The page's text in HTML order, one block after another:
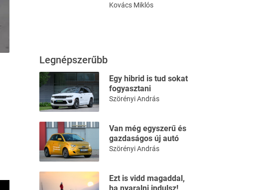
Kovács Miklós
Legnépszerűbb
Egy hibrid is tud sokat
fogyasztani
Szörényi András
Van még egyszerű és
gazdaságos új autó
Szörényi András
Ezt is vidd magaddal,